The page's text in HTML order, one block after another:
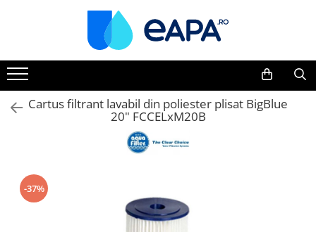
Toate Produsele
Dedurizare
Dedurizator tip Cabinet
Dedurizator Simplex
Filtre 5"
Filtre 10"
Cartus filtrant lavabil din poliester plisat BigBlue
20" FCCELxM20B
-37%